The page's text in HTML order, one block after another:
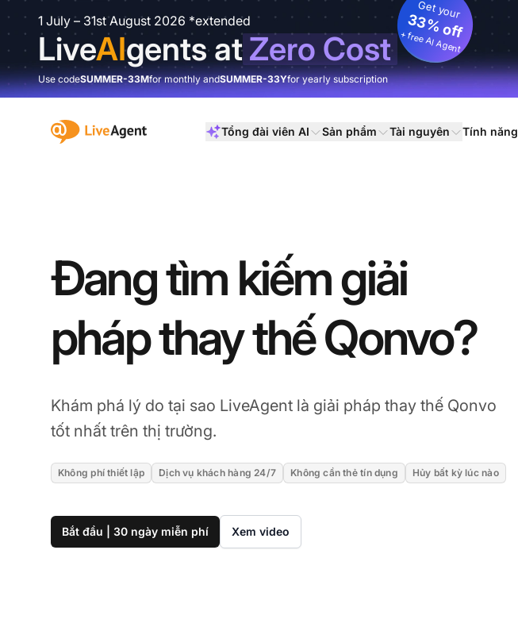
1 July – 31st August 2026 *extended
LiveAIgents atZero Cost
Get your
33% off
+ free AI Agent
Use codeSUMMER-33Mfor monthly andSUMMER-33Yfor yearly subscription
:site.title Tổng đài viên AI Sản phẩm Tài nguyên Tính năng
Đang tìm kiếm giải
pháp thay thế Qonvo?
Khám phá lý do tại sao LiveAgent là giải pháp thay thế Qonvo
tốt nhất trên thị trường.
Không phí thiết lập Dịch vụ khách hàng 24/7 Không cần thẻ tín dụng Hủy bất kỳ lúc nào
Bắt đầu | 30 ngày miễn phí Xem video